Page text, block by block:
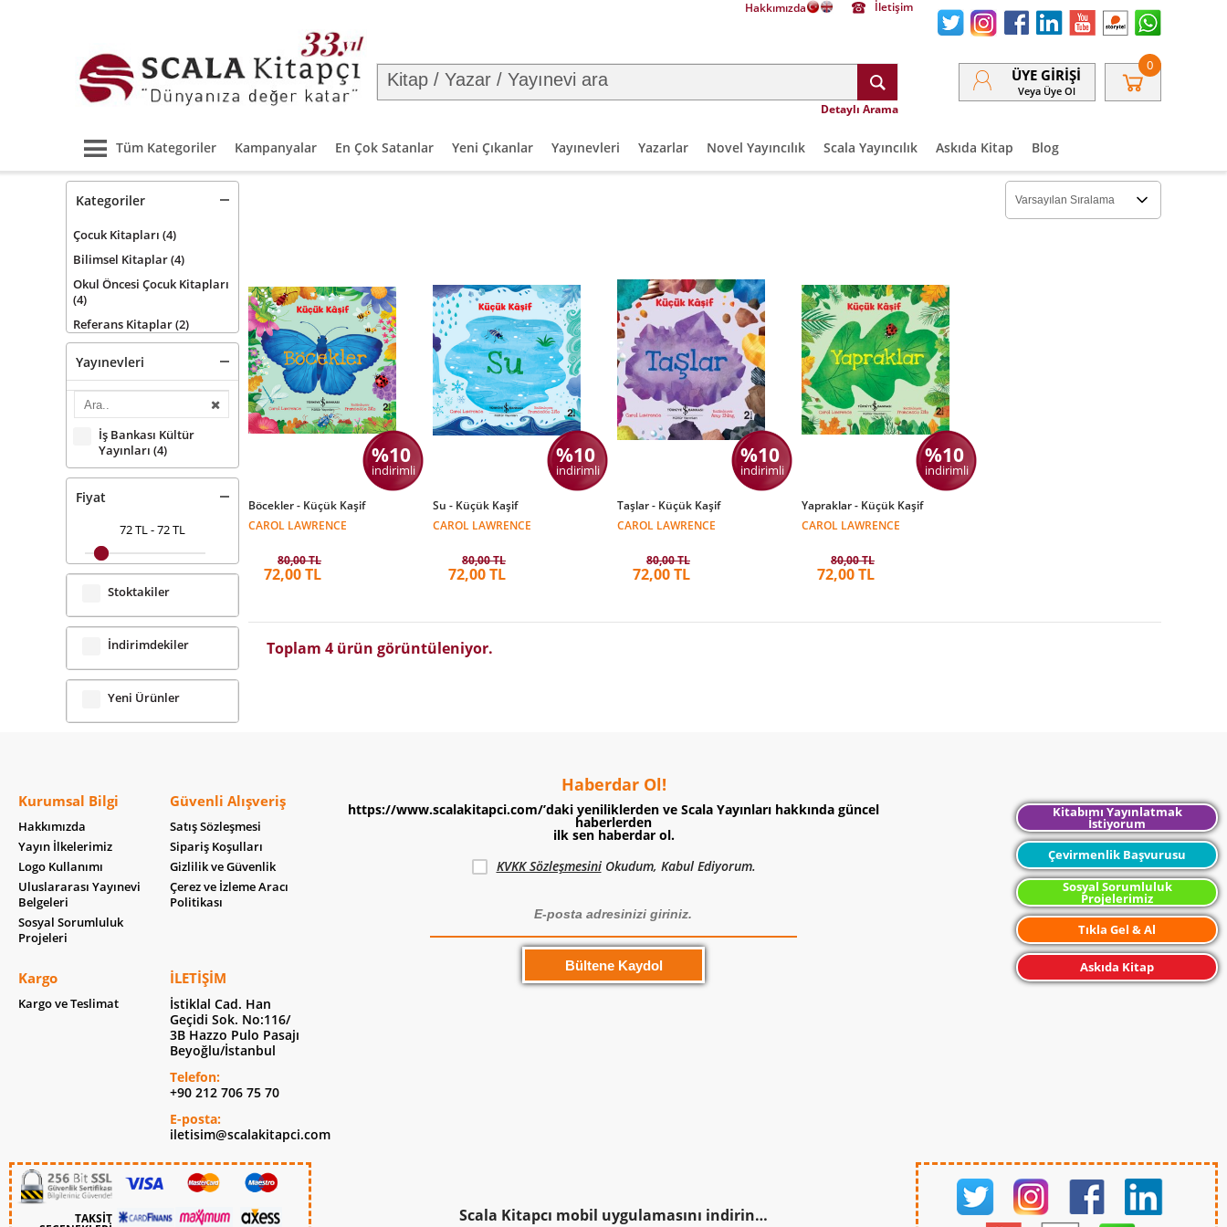
Hakkımızda İletişim
Detaylı Arama
ÜYE GIRIŞI
Veya Üye Ol
0
Tüm Kategoriler Kampanyalar En Çok Satanlar Yeni Çıkanlar Yayınevleri Yazarlar Novel Yayıncılık Scala Yayıncılık Askıda Kitap Blog
Kategoriler
Çocuk Kitapları (4)
Bilimsel Kitaplar(4)
Okul Öncesi Çocuk Kitapları
(4)
Referans Kitaplar(2)
Yayınevleri
İş Bankası Kültür
Yayınları (4)
Fiyat
72 TL-72 TL
Stoktakiler
İndirimdekiler
Yeni Ürünler
%10
indirimli
Böcekler - Küçük Kaşif
CAROL LAWRENCE
80,00 TL
72,00 TL
%10
indirimli
Su - Küçük Kaşif
CAROL LAWRENCE
80,00 TL
72,00 TL
%10
indirimli
Taşlar - Küçük Kaşif
CAROL LAWRENCE
80,00 TL
72,00 TL
%10
indirimli
Yapraklar - Küçük Kaşif
CAROL LAWRENCE
80,00 TL
72,00 TL
Toplam 4 ürün görüntüleniyor.
Kurumsal Bilgi
Hakkımızda
Yayın İlkelerimiz
Logo Kullanımı
Uluslararası Yayınevi
Belgeleri
Sosyal Sorumluluk
Projeleri
Güvenli Alışveriş
Satış Sözleşmesi
Sipariş Koşulları
Gizlilik ve Güvenlik
Çerez ve İzleme Aracı
Politikası
Kargo
Kargo ve Teslimat
İLETIŞIM
İstiklal Cad. Han
Geçidi Sok. No:116/
3B Hazzo Pulo Pasajı
Beyoğlu/İstanbul
Telefon:
+90 212 706 75 70
E-posta:
iletisim@scalakitapci.com
TAKSİT
Haberdar Ol!
https://www.scalakitapci.com/’daki yeniliklerden ve Scala Yayınları hakkında güncel
haberlerden
ilk sen haberdar ol.
KVKK SözleşmesiniOkudum, Kabul Ediyorum.
Scala Kitapcı mobil uygulamasını indirin…
Kitabımı Yayınlatmak
İstiyorum
Çevirmenlik Başvurusu
Sosyal Sorumluluk
Projelerimiz
Tıkla Gel & Al
Askıda Kitap